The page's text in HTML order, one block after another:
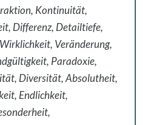
Kontinuität,
Differenz, Detailtiefe,
Veränderung,
Paradoxie,
Diversität, Absolutheit,
Endlichkeit,